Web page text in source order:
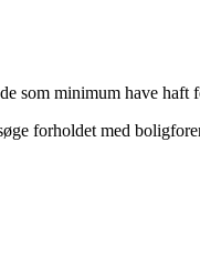
som minimum have haft
forholdet med